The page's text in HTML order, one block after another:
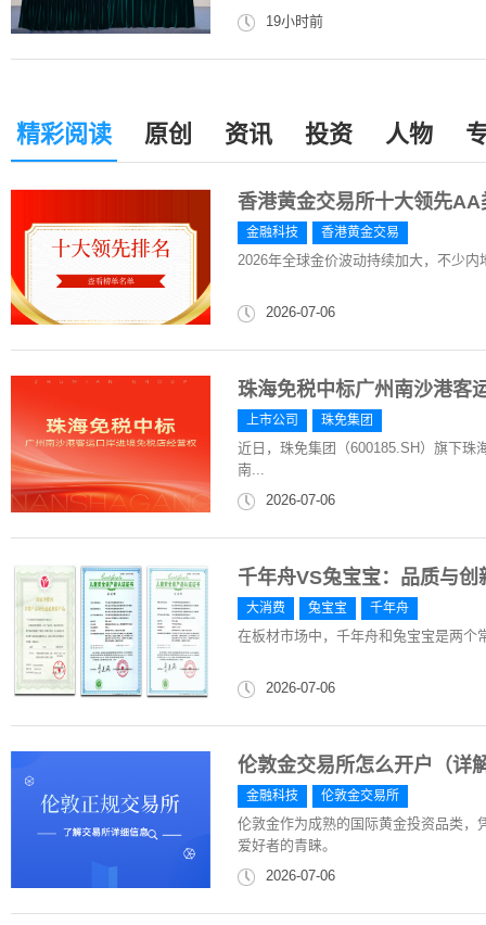
19小时前
精彩阅读 原创 资讯 投资 人物
香港黄金交易所十大领先
金融科技 香港黄金交易
2026年全球金价波动持续加大，不少
2026-07-06
珠海免税中标广州南沙港客
上市公司 珠免集团
近日，珠免集团（600185.SH）旗下珠
南...
2026-07-06
千年舟VS兔宝宝：品质与创
大消费 兔宝宝 千年舟
在板材市场中，千年舟和兔宝宝是两个
2026-07-06
伦敦金交易所怎么开户（详
金融科技 伦敦金交易所
伦敦金作为成熟的国际黄金投资品类，
爱好者的青睐。
2026-07-06